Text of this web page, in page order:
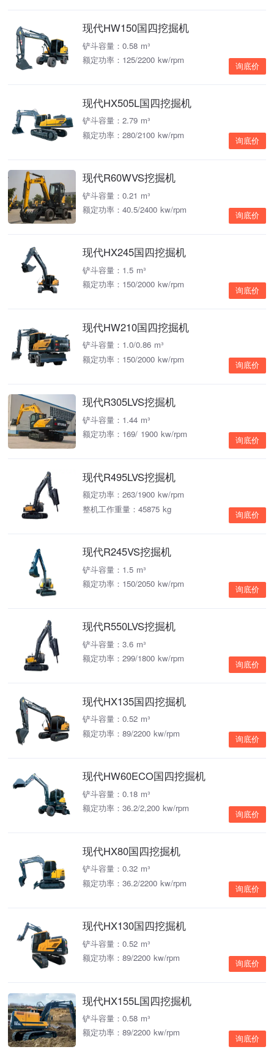
现代HW150国四挖掘机
铲斗容量：0.58 m³
额定功率：125/2200 kw/rpm
询底价
现代HX505L国四挖掘机
铲斗容量：2.79 m³
额定功率：280/2100 kw/rpm
询底价
现代R60WVS挖掘机
铲斗容量：0.21 m³
额定功率：40.5/2400 kw/rpm
询底价
现代HX245国四挖掘机
铲斗容量：1.5 m³
额定功率：150/2000 kw/rpm
询底价
现代HW210国四挖掘机
铲斗容量：1.0/0.86 m³
额定功率：150/2000 kw/rpm
询底价
现代R305LVS挖掘机
铲斗容量：1.44 m³
额定功率：169/ 1900 kw/rpm
询底价
现代R495LVS挖掘机
额定功率：263/1900 kw/rpm
整机工作重量：45875 kg
询底价
现代R245VS挖掘机
铲斗容量：1.5 m³
额定功率：150/2050 kw/rpm
询底价
现代R550LVS挖掘机
铲斗容量：3.6 m³
额定功率：299/1800 kw/rpm
询底价
现代HX135国四挖掘机
铲斗容量：0.52 m³
额定功率：89/2200 kw/rpm
询底价
现代HW60ECO国四挖掘机
铲斗容量：0.18 m³
额定功率：36.2/2,200 kw/rpm
询底价
现代HX80国四挖掘机
铲斗容量：0.32 m³
额定功率：36.2/2200 kw/rpm
询底价
现代HX130国四挖掘机
铲斗容量：0.52 m³
额定功率：89/2200 kw/rpm
询底价
现代HX155L国四挖掘机
铲斗容量：0.58 m³
额定功率：89/2200 kw/rpm
询底价